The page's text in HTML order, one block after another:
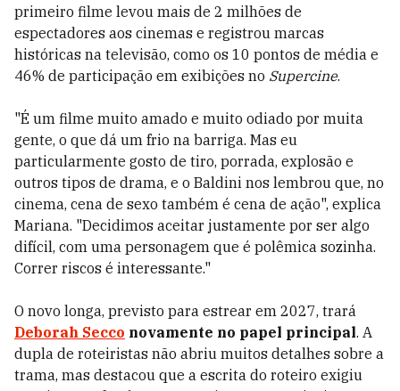
primeiro filme levou mais de 2 milhões de
espectadores aos cinemas e registrou marcas
históricas na televisão, como os 10 pontos de média e
46% de participação em exibições no Supercine.
"É um filme muito amado e muito odiado por muita
gente, o que dá um frio na barriga. Mas eu
particularmente gosto de tiro, porrada, explosão e
outros tipos de drama, e o Baldini nos lembrou que, no
cinema, cena de sexo também é cena de ação", explica
Mariana. "Decidimos aceitar justamente por ser algo
difícil, com uma personagem que é polêmica sozinha.
Correr riscos é interessante."
O novo longa, previsto para estrear em 2027, trará
Deborah Secco novamente no papel principal. A
dupla de roteiristas não abriu muitos detalhes sobre a
trama, mas destacou que a escrita do roteiro exigiu